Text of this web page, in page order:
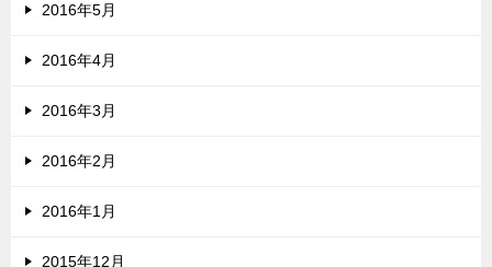
2016年5月
2016年4月
2016年3月
2016年2月
2016年1月
2015年12月